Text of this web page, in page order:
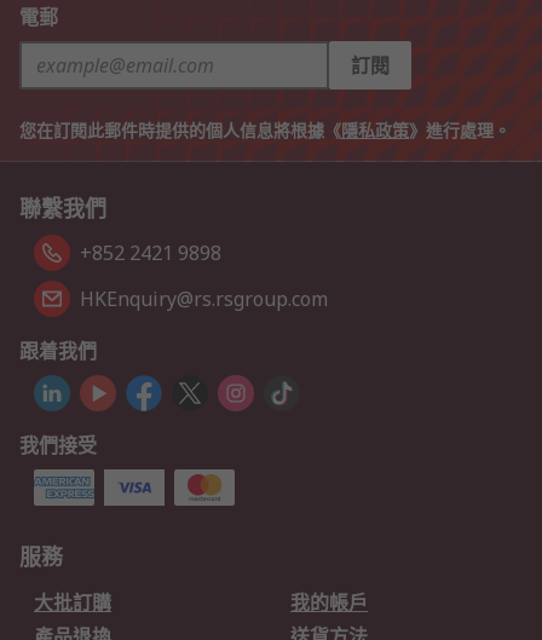
電郵
訂閱
您在訂閱此郵件時提供的個人信息將根據《隱私政策》進行處理。
聯繫我們
+852 2421 9898
HKEnquiry@rs.rsgroup.com
跟着我們
我們接受
服務
大批訂購
我的帳戶